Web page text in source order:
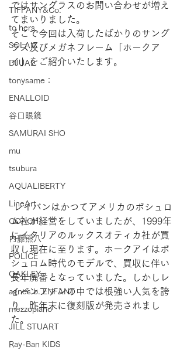
TIFFANY&Co.
to hers
SOLAIZ
DJUAL
tonysame：
ENALLOID
谷口眼鏡
SAMURAI SHO
mu
tsubura
AQUALIBERTY
LineArt
COACH
内藤熊八
POLICE
OAKLEY
agnes b. ENFANT
mezzopiano
JILL STUART
Ray-Ban KIDS
ではサングラスのお問い合わせが増え
てまいりました。
そこで今回は入荷したばかりのサング
ラス及びメガネフレーム「ホークア
イ」をご紹介いたします。
レイバンはかつてアメリカのボシュロ
ム社が経営をしていましたが、1999年
にイタリアのルックスオティカ社が買
収し現在に至ります。ホークアイはボ
シュロム時代のモデルで、買収に伴い
長年廃番となっていました。しかしレ
イバンファンの中では根強い人気を誇
り、昨年末に復刻版が発売されまし
た。